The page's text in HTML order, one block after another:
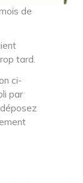
de
tard.
ci-
par